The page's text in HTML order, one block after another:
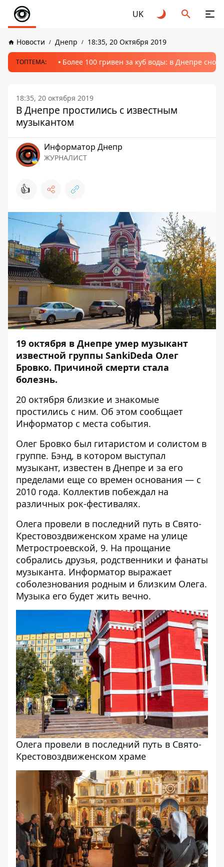
UK
Новости Днепр 18:35, 20 Октября 2019
ТОПТЕМА: Более 100 гривен за куб воды: в Днепре
18:35, 20 октября 2019
В Днепре простились с известным
музыкантом
Информатор Днепр
ЖУРНАЛИСТ
👍
19 октября в Днепре умер музыкант
известной группы SankiDeda Олег
Бровко. Причиной смерти стала
болезнь.
20 октября близкие и знакомые
простились с ним. Об этом сообщает
Информатор с места события.
Олег Бровко был гитаристом и солистом в
группе. Бэнд, в котором выступал
музыкант, известен в Днепре и за его
пределами еще со времен основания — с
2010 года. Коллектив побеждал на
различных рок-фестивалях.
Олега провели в последний путь в Свято-
Крестовоздвиженском храме на улице
Метростроевской, 9. На прощание
собрались друзья, родственники и фанаты
музыканта. Информатор выражает
соболезнования родным и близким Олега.
Музыка его будет жить вечно.
Олега провели в последний путь в Свято-
Крестовоздвиженском храме